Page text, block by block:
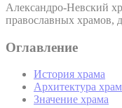
Александро-Невский
православных храмов,
Оглавление
История храма
Архитектура
Значение храма